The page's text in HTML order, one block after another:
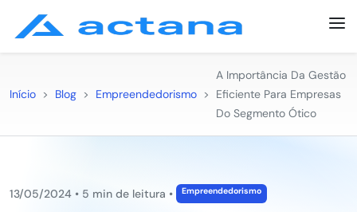
Início > Blog > Empreendedorismo >
A Importância Da Gestão
Eficiente Para Empresas
Do Segmento Ótico
13/05/2024 • 5 min de leitura • Empreendedorismo